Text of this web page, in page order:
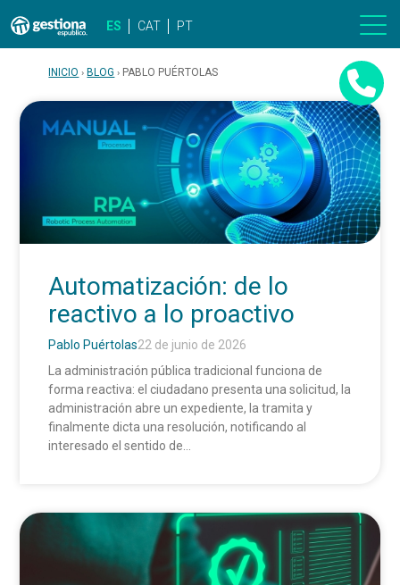
ES CAT PT
INICIO BLOG PABLO PUÉRTOLAS
Automatización: de lo
reactivo a lo proactivo
Pablo Puértolas22 de junio de 2026
La administración pública tradicional funciona de
forma reactiva: el ciudadano presenta una solicitud, la
administración abre un expediente, la tramita y
finalmente dicta una resolución, notificando al
interesado el sentido de...